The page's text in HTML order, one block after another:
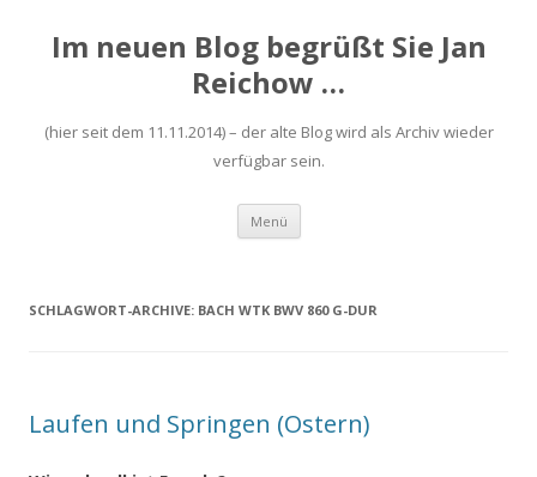
Im neuen Blog begrüßt Sie Jan
Reichow …
(hier seit dem 11.11.2014) – der alte Blog wird als Archiv wieder
verfügbar sein.
Menü Zum
springen
SCHLAGWORT-ARCHIVE: BACH WTK BWV 860 G-DUR
Laufen und Springen (Ostern)